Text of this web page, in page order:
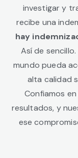
investigar y
recibe una
hay
Así de
mundo pueda
alta calidad
Confiamos
resultados, y
ese